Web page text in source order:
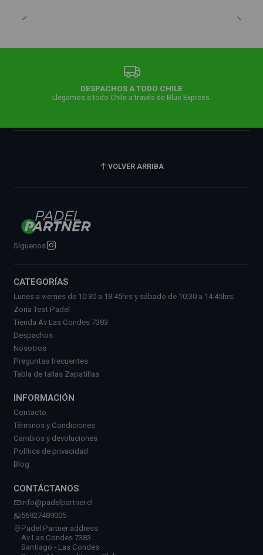
DESPACHOS A TODO CHILE
Llegamos a todo Chile a través de Blue Express.
VOLVER ARRIBA
Síguenos
CATEGORÍAS
Lunes a viernes de 10:30 a 18:45hrs y sábado de 10:30 a 14:45hrs.
Zona Test Padel
Tienda Av Las Condes 7383
Despachos
Nosotros
Preguntas frecuentes
Tabla de tallas Zapatillas
INFORMACIÓN
Contacto
Términos y Condiciones
Cambios y devoluciones
Política de privacidad
Blog
CONTÁCTANOS
info@padelpartner.cl
56927489005
Padel Partner address
Av Las Condes 7383
Santiago - Las Condes